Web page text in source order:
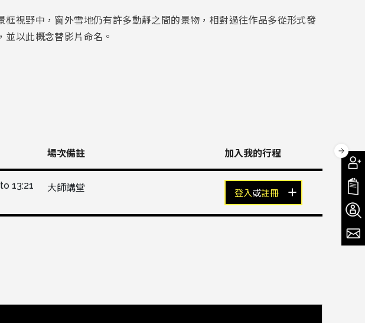
框視野中，窗外雪地仍有許多動靜之間的景物，相對過往作品多從形式發
以此概念替影片命名。
場次備註 加入我的行程
to 13:21 大師講堂 登入或註冊